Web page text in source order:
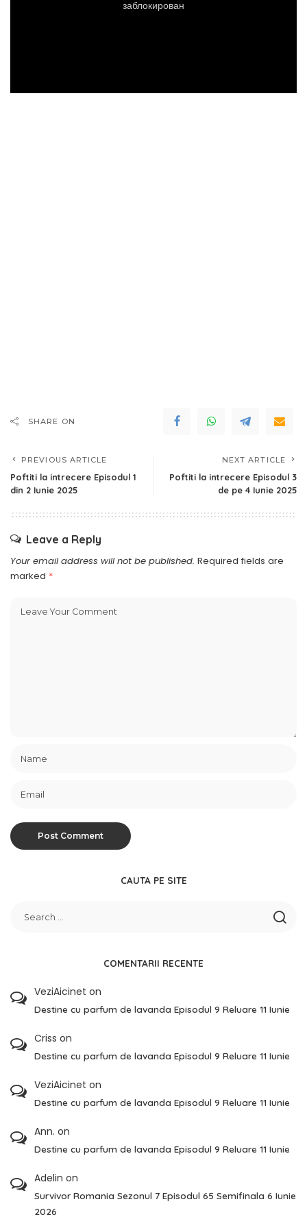
SHARE ON
PREVIOUS ARTICLE
Poftiti la intrecere Episodul 1
din 2 Iunie 2025
NEXT ARTICLE
Poftiti la intrecere Episodul 3
de pe 4 Iunie 2025
Leave a Reply
Your email address will not be published. Required fields are
marked *
CAUTA PE SITE
COMENTARII RECENTE
VeziAicinet on
Destine cu parfum de lavanda Episodul 9 Reluare 11 Iunie
Criss on
Destine cu parfum de lavanda Episodul 9 Reluare 11 Iunie
VeziAicinet on
Destine cu parfum de lavanda Episodul 9 Reluare 11 Iunie
Ann. on
Destine cu parfum de lavanda Episodul 9 Reluare 11 Iunie
Adelin on
Survivor Romania Sezonul 7 Episodul 65 Semifinala 6 Iunie
2026